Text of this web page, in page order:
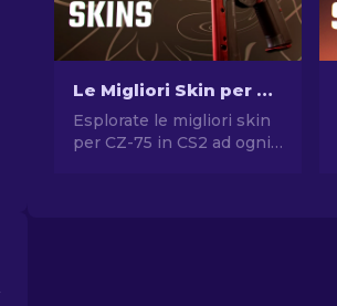
Le Migliori Skin per CZ-75 di CS2: Economiche alle più Care
Esplorate le migliori skin
per CZ-75 in CS2 ad ogni